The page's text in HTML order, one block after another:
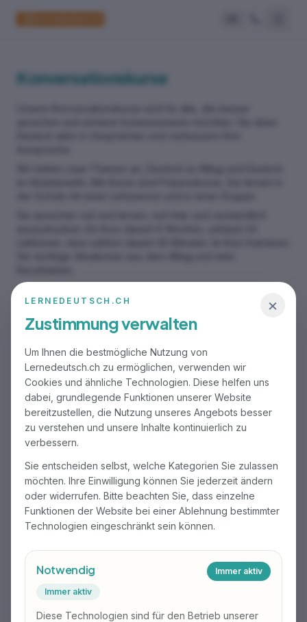
Konversationskurse
Konversationskurse
Konversationskurs Deutsch im Arbeitsmarkt
▶ Dauer: 6 Wochen
▶ Kurszeiten:
Vormittag: 08:15 – 11:30 Uhr
Nachmittag: 13:15 – 16:30 Uhr
▶ Häufigkeit: 1 Mal wöchentlich
▶ 24 Lektionen à 45 Minuten
Anmelden
Details ansehen
Konversationskurs Deutsch im Alltag
×
LERNEDEUTSCH.CH
Zustimmung verwalten
Um Ihnen die bestmögliche Nutzung von
Lernedeutsch.ch zu ermöglichen, verwenden wir
Cookies und ähnliche Technologien. Diese helfen uns
dabei, grundlegende Funktionen unserer Website
bereitzustellen, die Nutzung unseres Angebots besser
zu verstehen und unsere Inhalte kontinuierlich zu
verbessern.
Sie entscheiden selbst, welche Kategorien Sie zulassen
möchten. Ihre Einwilligung können Sie jederzeit ändern
oder widerrufen. Bitte beachten Sie, dass einzelne
Funktionen der Website bei einer Ablehnung bestimmter
Technologien eingeschränkt sein können.
Notwendig
Immer aktiv
Immer aktiv
Diese Technologien sind für den Betrieb unserer